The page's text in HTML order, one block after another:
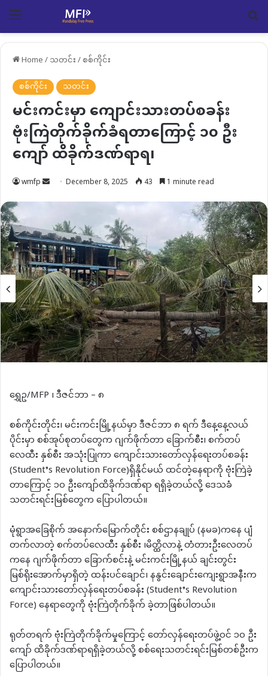
Menu
Home/သတင်း/စစ်ကိုင်း
စစ်ကိုင်း
သတင်း
မင်းကင်းမှာ ကျောင်းသားတပ်စခန်း
ဗုံးကြဲတိုက်ခိုက်ခံရတာကြောင့် ၁၀ ဦး
ကျော် ထိခိုက်ဒဏ်ရာရ၊
wmfp SendDecember 8, 2025 43 1 minute read
ရွှေဥ/MFP ၊ ဒီဇင်ဘာ – ၈
စစ်ကိုင်းတိုင်း၊ မင်းကင်းမြို့နယ်မှာ ဒီဇင်ဘာ ၈ ရက် ဒီနေ့နေ့လယ်
ပိုင်းမှာ စစ်အုပ်စုတပ်တွေက ဂျက်ဖိုက်တာ ခြောက်စီး၊ စက်တပ်
လေထီး နှစ်စီး အသုံးပြုကာ ကျောင်းသားတော်လှန်ရေးတပ်စခန်း
(Student’s Revolution Force)ရှိနိုင်မယ် ထင်တဲ့နေရာကို ဗုံးကြဲခဲ့
တာကြောင့် ၁၀ ဦးကျော်ထိခိုက်ဒဏ်ရာ ရရှိခဲ့တယ်လို့ ဒေသခံ
သတင်းရင်းမြစ်တွေက ပြောပါတယ်။
မုံရွာအခြေစိုက် အနောက်မြောက်တိုင်း စစ်ဌာနချုပ် (နမခ)ကနေ ပျံ
တက်လာတဲ့ စက်တပ်လေထီး နှစ်စီး ၊မိတ္ထိလာနဲ့ တံတားဦးလေတပ်
ကနေ ဂျက်ဖိုက်တာ ‌ခြောက်စင်းနဲ့ မင်းကင်းမြို့နယ် ချင်းတွင်း
မြစ်ရိုးအောက်မှာရှိတဲ့ ထန်းပင်ချောင်၊ နနွင်းချောင်းကျေးရွာအနီးက
ကျောင်းသားတော်လှန်ရေးတပ်စခန်း (Student’s Revolution
Force) နေရာတွေကို ဗုံးကြဲတိုက်ခိုက် ခဲ့တာဖြစ်ပါတယ်။
ရုတ်တရက် ဗုံးကြဲတိုက်ခိုက်မှုကြောင့် တော်လှန်ရေးတပ်ဖွဲ့ဝင် ၁၀ ဦး
ကျော် ထိခိုက်ဒဏ်ရာရရှိခဲ့တယ်လို့ စစ်ရေးသတင်းရင်းမြစ်တစ်ဦးက
ပြောပါတယ်။